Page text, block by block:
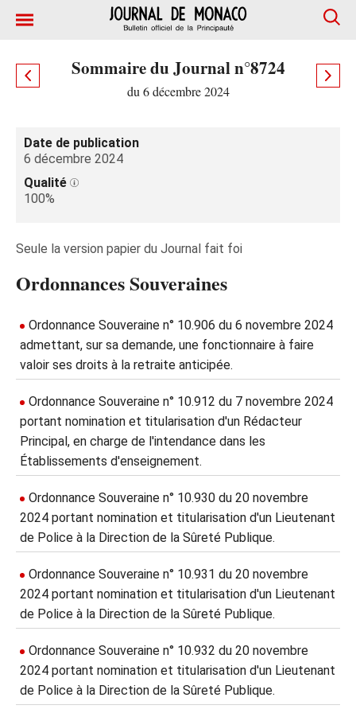
Sommaire du Journal n°8724
du 6 décembre 2024
Date de publication
6 décembre 2024
Qualité
100%
Seule la version papier du Journal fait foi
Ordonnances Souveraines
Ordonnance Souveraine n° 10.906 du 6 novembre 2024
admettant, sur sa demande, une fonctionnaire à faire
valoir ses droits à la retraite anticipée.
Ordonnance Souveraine n° 10.912 du 7 novembre 2024
portant nomination et titularisation d'un Rédacteur
Principal, en charge de l'intendance dans les
Établissements d'enseignement.
Ordonnance Souveraine n° 10.930 du 20 novembre
2024 portant nomination et titularisation d'un Lieutenant
de Police à la Direction de la Sûreté Publique.
Ordonnance Souveraine n° 10.931 du 20 novembre
2024 portant nomination et titularisation d'un Lieutenant
de Police à la Direction de la Sûreté Publique.
Ordonnance Souveraine n° 10.932 du 20 novembre
2024 portant nomination et titularisation d'un Lieutenant
de Police à la Direction de la Sûreté Publique.